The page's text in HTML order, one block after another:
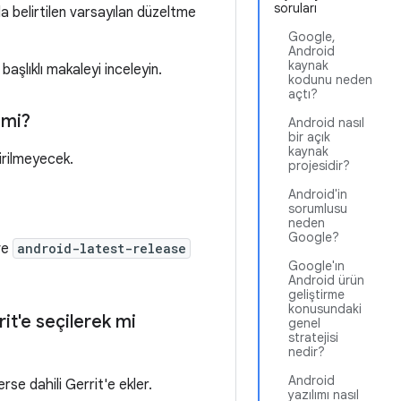
soruları
Google,
Android
kaynak
kodunu neden
açtı?
Android nasıl
bir açık
kaynak
projesidir?
Android'in
sorumlusu
neden
Google?
Google'ın
Android ürün
geliştirme
konusundaki
genel
stratejisi
nedir?
Android
yazılımı nasıl
belirtilen varsayılan düzeltme
başlıklı makaleyi inceleyin.
android-latest-release
seçilerek mi
dahili Gerrit'e ekler.